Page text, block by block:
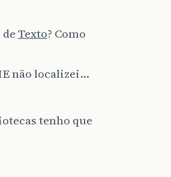
Texto? Como
não localizei…
tenho que